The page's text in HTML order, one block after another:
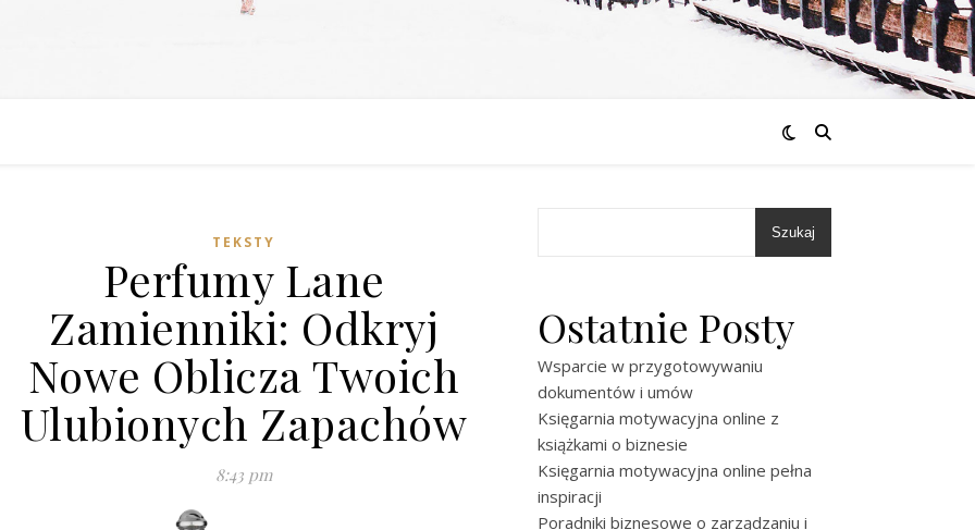
TEKSTY
Perfumy Lane
Zamienniki: Odkryj
Nowe Oblicza Twoich
Ulubionych Zapachów
8:43 pm
Szukaj
Ostatnie Posty
Wsparcie w przygotowywaniu
dokumentów i umów
Księgarnia motywacyjna online z
książkami o biznesie
Księgarnia motywacyjna online pełna
inspiracji
Poradniki biznesowe o zarządzaniu i